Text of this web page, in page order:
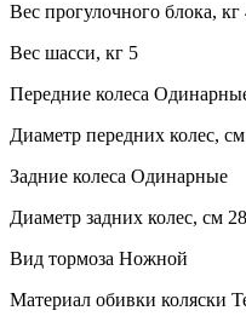
Вес прогулочного блока, кг
Вес шасси, кг 5
Передние колеса
Диаметр передних колес,
Задние колеса Одинарные
Диаметр задних колес, см
Вид тормоза Ножной
Материал обивки коляски